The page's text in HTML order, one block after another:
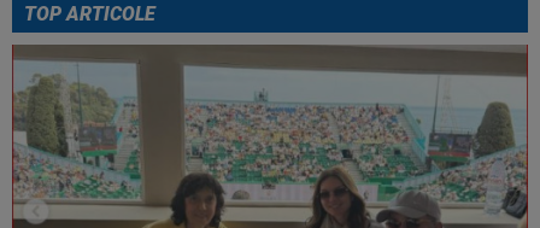
00:38 VIDEO
Barcelona a pierdut trofeul ”Friuli
Venezia Giulia Cup”! Udinese a dat lovitura...
00:20 VIDEO
Alex Musi a dat declarația serii, după
ce Dinamo a învins-o pe FC Voluntari cu...
00:20 VIDEO
Estrela - Sporting 2-2. Meci
spectaculos! Ianis Stoica a fost titular. Cele mai...
TOP ARTICOLE